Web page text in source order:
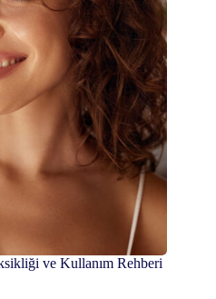
ve Kullanım Rehberi